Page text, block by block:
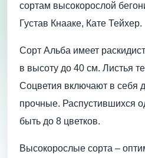
сортам высокорослой
Густав Кнааке, Кате Тейхер.
Сорт Альба имеет
в высоту до 40 см. Листья
Соцветия включают в себя
прочные. Распустившихся
быть до 8 цветков.
Высокорослые сорта –